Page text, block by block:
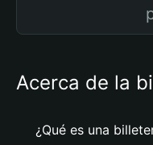
Acerca de la
¿Qué es una